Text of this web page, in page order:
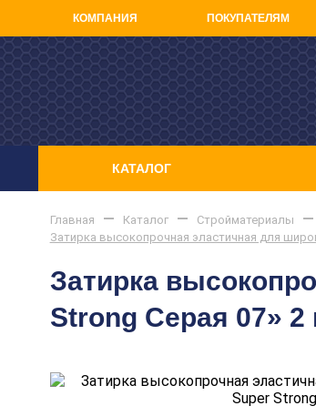
КОМПАНИЯ ПОКУПАТЕЛЯМ
КАТАЛОГ
Главная Каталог Стройматериалы
Затирка высокопрочная эластичная для
Затирка
Strong Серая 07» 2